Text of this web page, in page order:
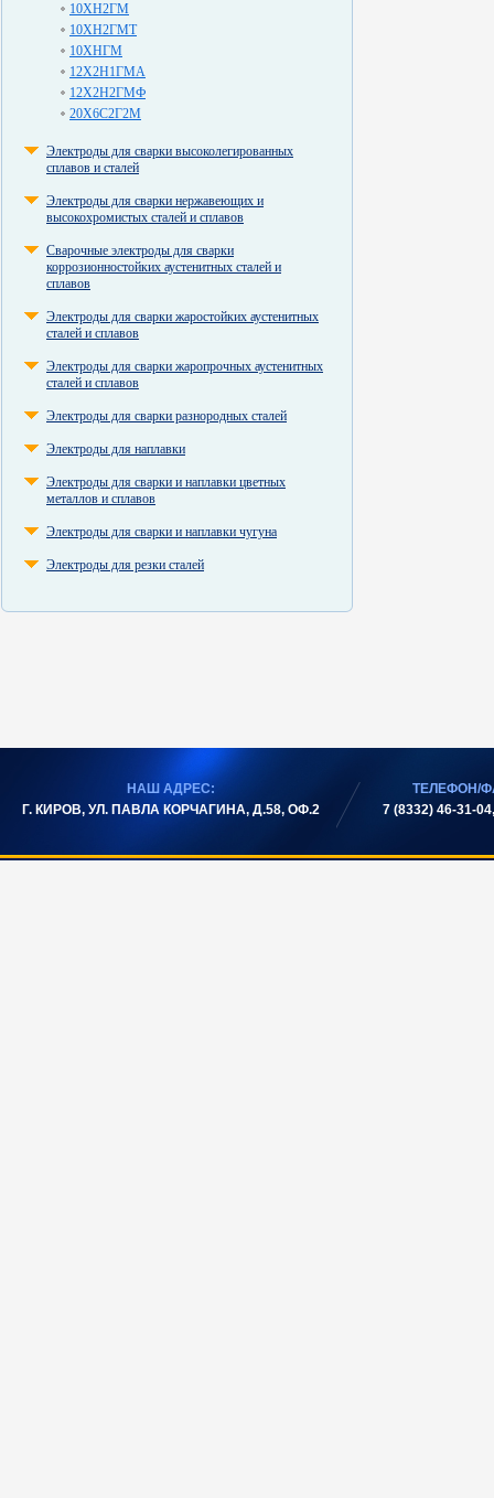
10ХН2ГМ
10ХН2ГМТ
10ХНГМ
12Х2Н1ГМА
12Х2Н2ГМФ
20Х6С2Г2М
Электроды для сварки высоколегированных
сплавов и сталей
Электроды для сварки нержавеющих и
высокохромистых сталей и сплавов
Сварочные электроды для сварки
коррозионностойких аустенитных сталей и
сплавов
Электроды для сварки жаростойких аустенитных
сталей и сплавов
Электроды для сварки жаропрочных аустенитных
сталей и сплавов
Электроды для сварки разнородных сталей
Электроды для наплавки
Электроды для сварки и наплавки цветных
металлов и сплавов
Электроды для сварки и наплавки чугуна
Электроды для резки сталей
НАШ АДРЕС:
Г. КИРОВ, УЛ. ПАВЛА КОРЧАГИНА, Д.58, ОФ.2
ТЕЛЕФОН/
7 (8332) 46-31-